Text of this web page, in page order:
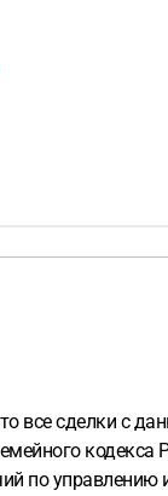
все сделки с
по